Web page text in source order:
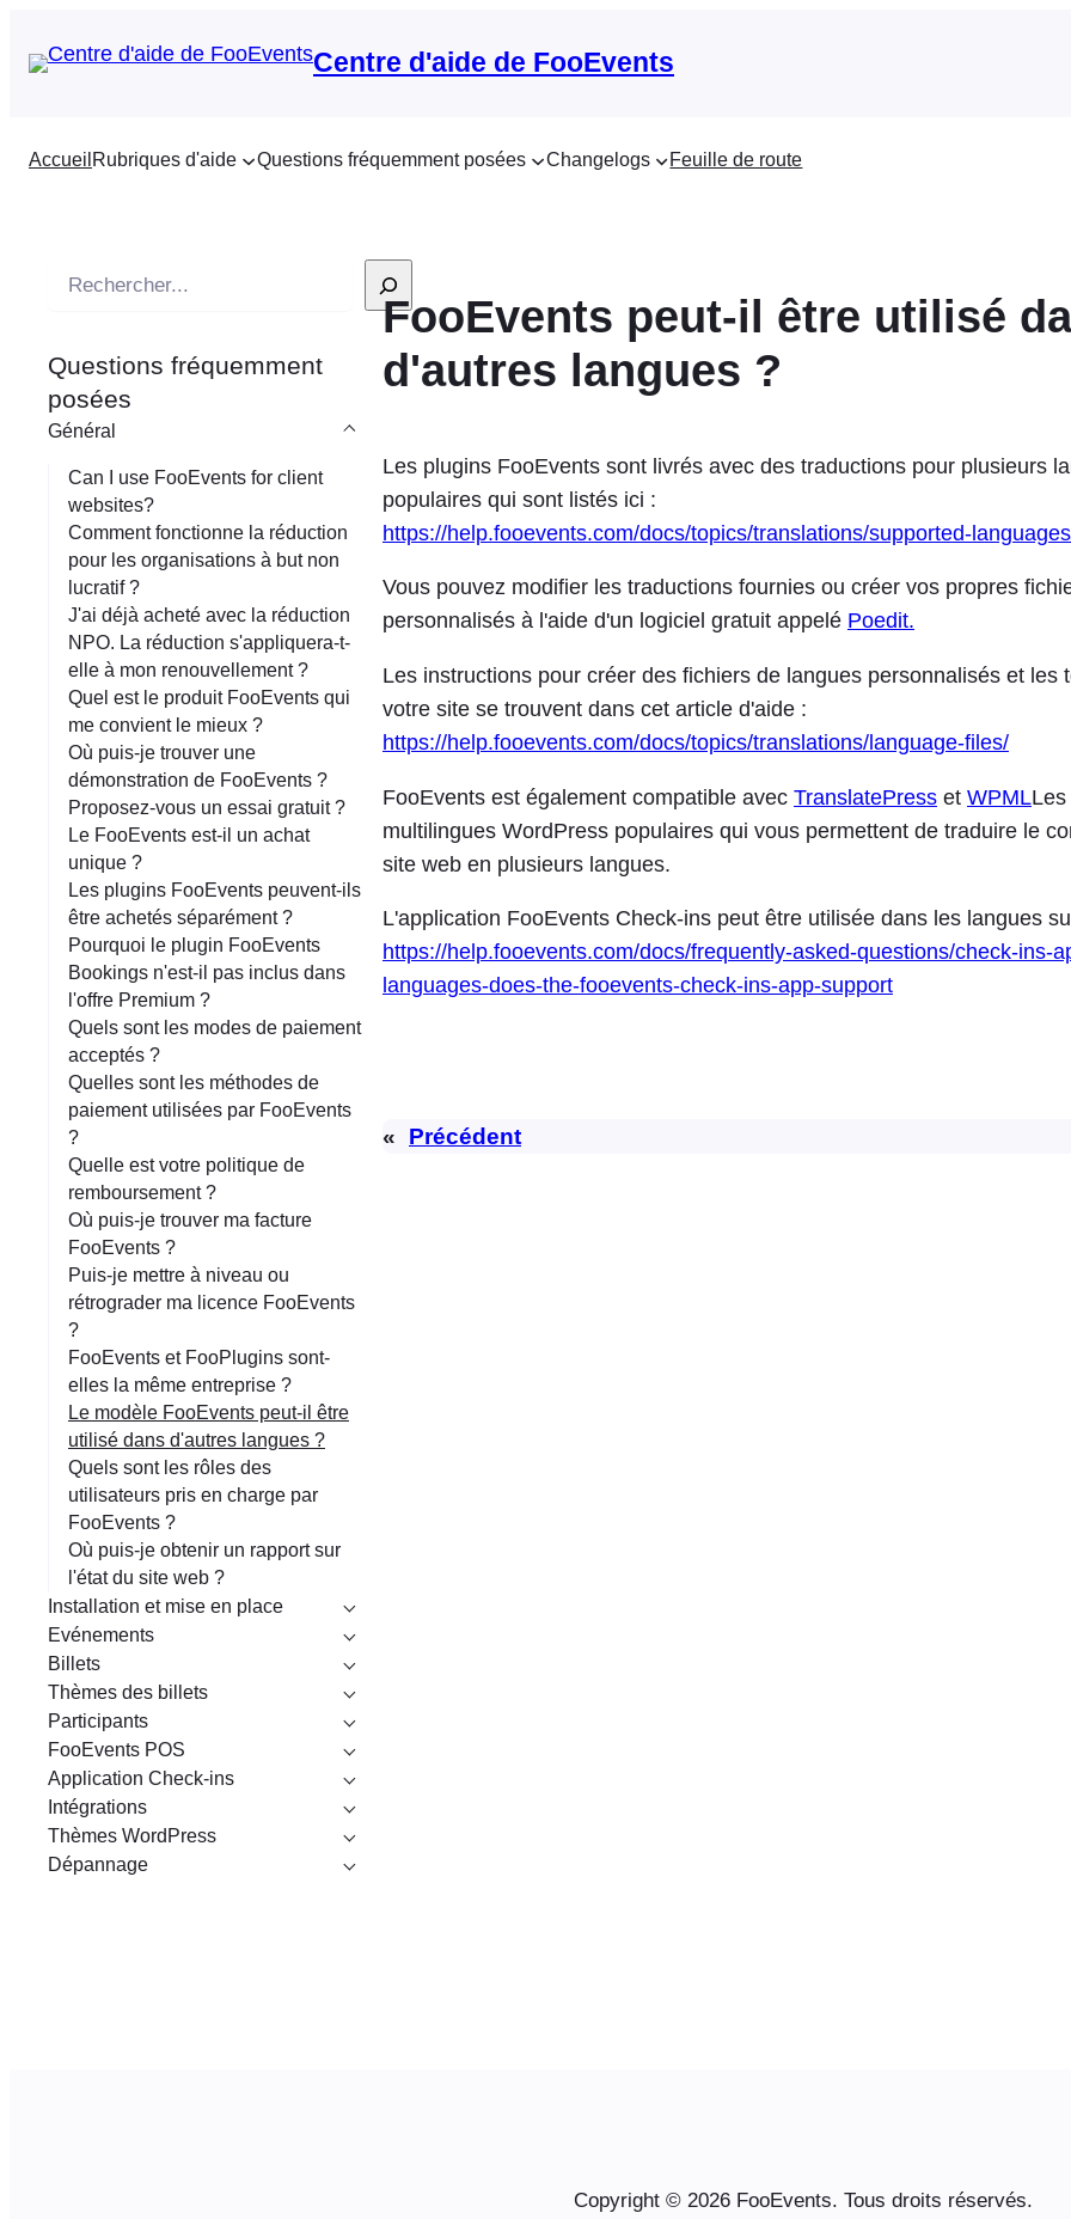
Centre d'aide de FooEvents
Accueil Rubriques d'aide Questions fréquemment posées Changelogs Feuille de route
h
e
r
Questions fréquemment
posées
Général
Can I use FooEvents for client
websites?
Comment fonctionne la réduction
pour les organisations à but non
lucratif ?
J'ai déjà acheté avec la réduction
NPO. La réduction s'appliquera-t-
elle à mon renouvellement ?
Quel est le produit FooEvents qui
me convient le mieux ?
Où puis-je trouver une
démonstration de FooEvents ?
Proposez-vous un essai gratuit ?
Le FooEvents est-il un achat
unique ?
Les plugins FooEvents peuvent-ils
être achetés séparément ?
Pourquoi le plugin FooEvents
Bookings n'est-il pas inclus dans
l'offre Premium ?
Quels sont les modes de paiement
acceptés ?
Quelles sont les méthodes de
paiement utilisées par FooEvents
?
Quelle est votre politique de
remboursement ?
Où puis-je trouver ma facture
FooEvents ?
Puis-je mettre à niveau ou
rétrograder ma licence FooEvents
?
FooEvents et FooPlugins sont-
elles la même entreprise ?
Le modèle FooEvents peut-il être
utilisé dans d'autres langues ?
Quels sont les rôles des
utilisateurs pris en charge par
FooEvents ?
Où puis-je obtenir un rapport sur
l'état du site web ?
Installation et mise en place
Evénements
Billets
Thèmes des billets
Participants
FooEvents POS
Application Check-ins
Intégrations
Thèmes WordPress
Dépannage
FooEvents peut-il être utilisé
d'autres langues ?
Les plugins FooEvents sont livrés avec des traductions pour plusieurs
populaires qui sont listés ici :
https://help.fooevents.com/docs/topics/translations/supported-
Vous pouvez modifier les traductions fournies ou créer vos propres
personnalisés à l'aide d'un logiciel gratuit appelé Poedit.
Les instructions pour créer des fichiers de langues personnalisés et les
votre site se trouvent dans cet article d'aide :
https://help.fooevents.com/docs/topics/translations/language-files/
FooEvents est également compatible avec TranslatePress et WPML
multilingues WordPress populaires qui vous permettent de traduire le
site web en plusieurs langues.
L'application FooEvents Check-ins peut être utilisée dans les langues
https://help.fooevents.com/docs/frequently-asked-questions/check-ins-
languages-does-the-fooevents-check-ins-app-support
« Précédent
Copyright © 2026 FooEvents. Tous droits réservés.